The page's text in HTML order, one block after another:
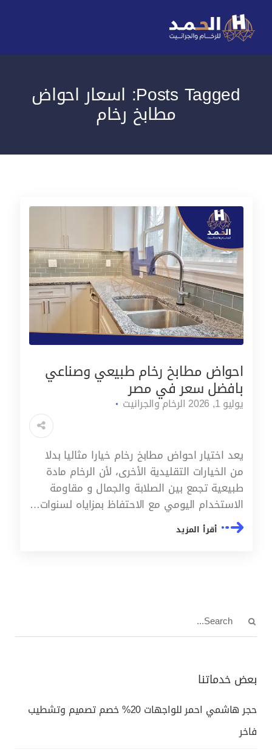
Posts Tagged: اسعار احواض
مطابخ رخام
احواض مطابخ رخام طبيعي وصناعي
بافضل سعر في مصر
يوليو 1, 2026 الرخام والجرانيت
يعد اختيار احواض مطابخ رخام خيارا مثاليا بدلا
من الخيارات التقليدية الأخرى، لأن الرخام مادة
طبيعية تجمع بين الصلابة والجمال و مقاومة
الاستخدام اليومي مع الاحتفاظ بمزاياه لسنوات…
أقرأ المزيد
بعض خدماتنا
حجر هاشمي احمر للواجهات 20% خصم تصميم وتشطيب
فاخر